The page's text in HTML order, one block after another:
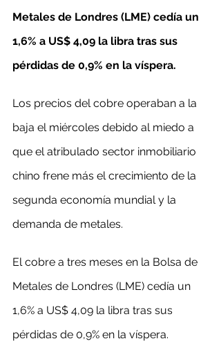
Metales de Londres (LME) cedía un
1,6% a US$ 4,09 la libra tras sus
pérdidas de 0,9% en la víspera.
Los precios del cobre operaban a la
baja el miércoles debido al miedo a
que el atribulado sector inmobiliario
chino frene más el crecimiento de la
segunda economía mundial y la
demanda de metales.
El cobre a tres meses en la Bolsa de
Metales de Londres (LME) cedía un
1,6% a US$ 4,09 la libra tras sus
pérdidas de 0,9% en la víspera.